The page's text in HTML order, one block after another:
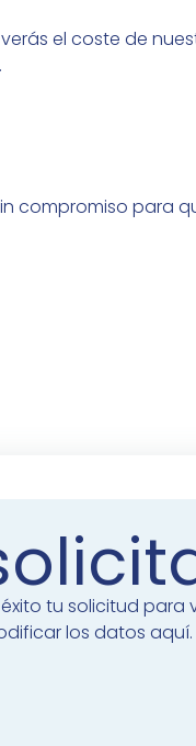
verás el coste de
compromiso para
tu solicitud para
los datos aquí.